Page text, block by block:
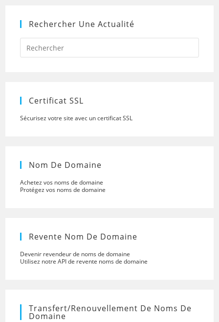
Rechercher Une Actualité
Press
to
Certificat SSL
Sécurisez votre site avec un certificat SSL
Nom De Domaine
Achetez vos noms de domaine
Protégez vos noms de domaine
Revente Nom De Domaine
Devenir revendeur de noms de domaine
Utilisez notre API de revente noms de domaine
Transfert/renouvellement De Noms De
Domaine